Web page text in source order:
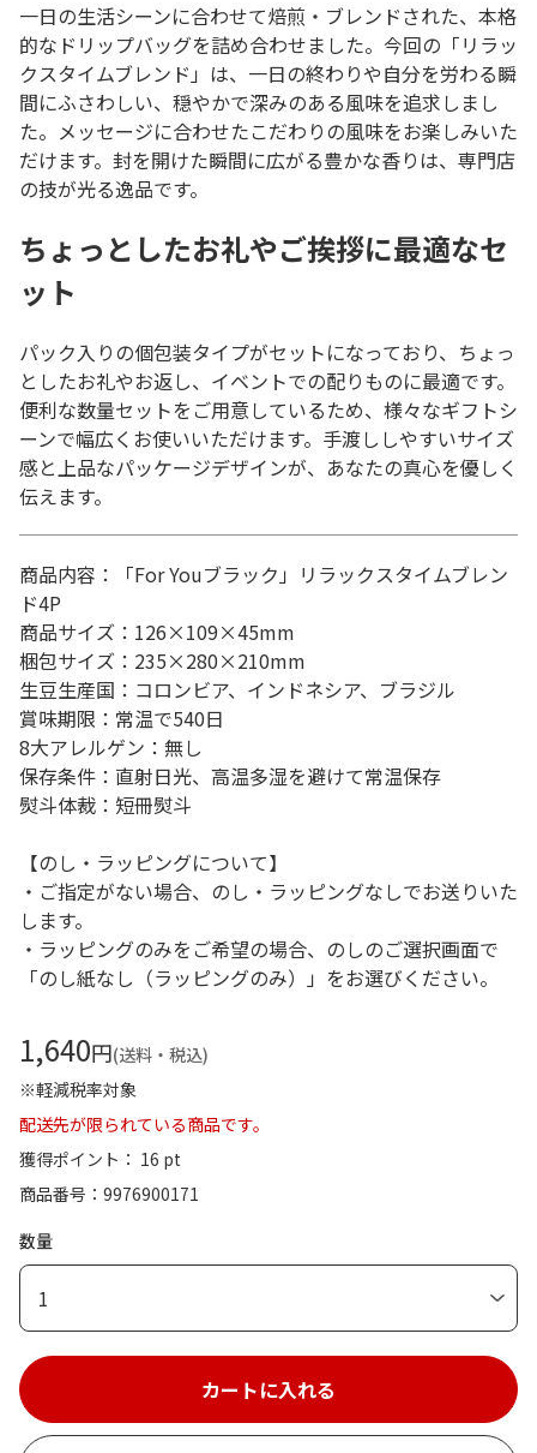
一日の生活シーンに合わせて焙煎・ブレンドされた、本格
的なドリップバッグを詰め合わせました。今回の「リラッ
クスタイムブレンド」は、一日の終わりや自分を労わる瞬
間にふさわしい、穏やかで深みのある風味を追求しまし
た。メッセージに合わせたこだわりの風味をお楽しみいた
だけます。封を開けた瞬間に広がる豊かな香りは、専門店
の技が光る逸品です。
ちょっとしたお礼やご挨拶に最適なセ
ット
パック入りの個包装タイプがセットになっており、ちょっ
としたお礼やお返し、イベントでの配りものに最適です。
便利な数量セットをご用意しているため、様々なギフトシ
ーンで幅広くお使いいただけます。手渡ししやすいサイズ
感と上品なパッケージデザインが、あなたの真心を優しく
伝えます。
商品内容：「For Youブラック」リラックスタイムブレン
ド4P
商品サイズ：126×109×45mm
梱包サイズ：235×280×210mm
生豆生産国：コロンビア、インドネシア、ブラジル
賞味期限：常温で540日
8大アレルゲン：無し
保存条件：直射日光、高温多湿を避けて常温保存
熨斗体裁：短冊熨斗
【のし・ラッピングについて】
・ご指定がない場合、のし・ラッピングなしでお送りいた
します。
・ラッピングのみをご希望の場合、のしのご選択画面で
「のし紙なし（ラッピングのみ）」をお選びください。
1,640円(送料・税込)
※軽減税率対象
配送先が限られている商品です。
獲得ポイント： 16 pt
商品番号
9976900171
数量
1